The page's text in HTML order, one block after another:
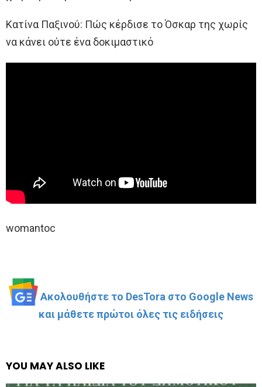
Κατίνα Παξινού: Πώς κέρδισε το Όσκαρ της χωρίς
να κάνει ούτε ένα δοκιμαστικό
womantoc
Ακολουθήστε το DesTora στο Google News
και μάθετε πρώτοι όλες τις ειδήσεις
YOU MAY ALSO LIKE